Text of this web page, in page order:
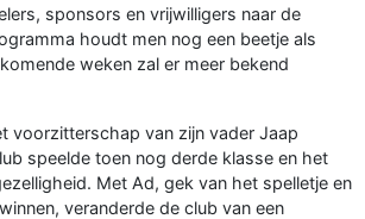
sponsors en vrijwilligers naar de
houdt men nog een beetje als
weken zal er meer bekend
voorzitterschap van zijn vader Jaap
speelde toen nog derde klasse en het
Met Ad, gek van het spelletje en
veranderde de club van een